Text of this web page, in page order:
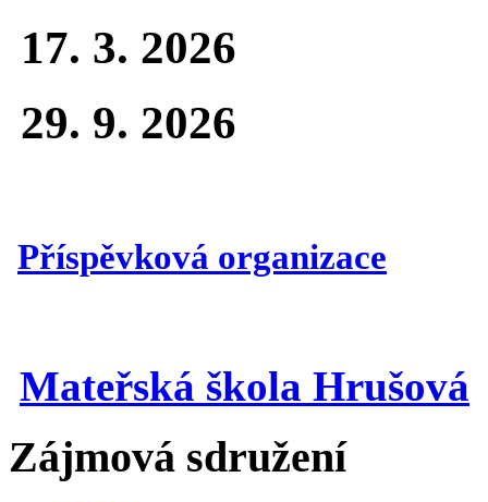
17. 3. 2026
29. 9. 2026
Příspěvková organizace
Mateřská škola Hrušová
Zájmová sdružení